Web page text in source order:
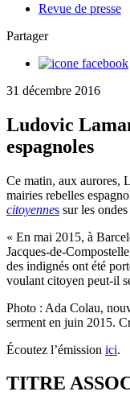
Revue de presse
Partager
31 décembre 2016
Ludovic
espagnoles
Ce matin, aux aurores,
mairies rebelles
citoyennes sur les
« En mai 2015, à
Jacques-de-
des indignés ont été
voulant citoyen peut-il
Photo : Ada Colau,
serment en juin 2015.
Écoutez l’émission ici.
TITRE